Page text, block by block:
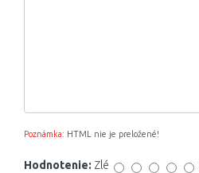
Poznámka: HTML nie je preložené!
Hodnotenie: Zlé